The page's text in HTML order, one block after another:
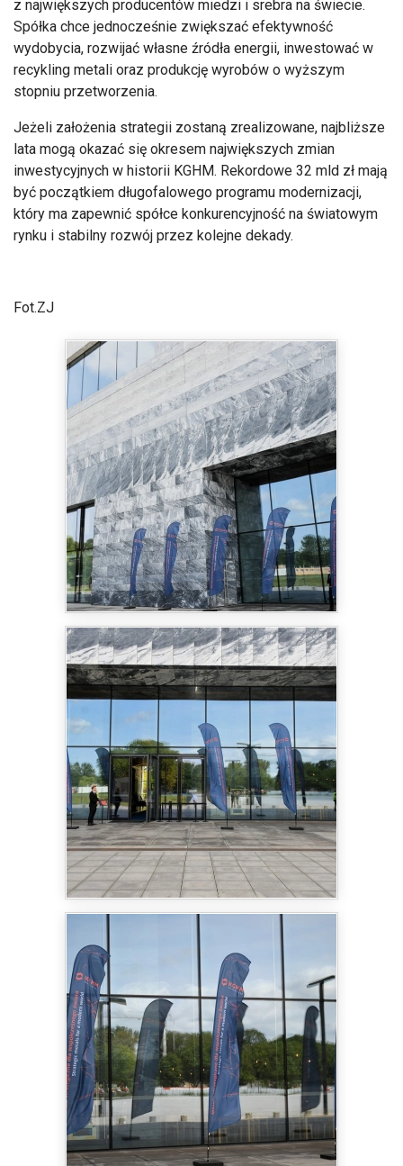
z największych producentów miedzi i srebra na świecie.
Spółka chce jednocześnie zwiększać efektywność
wydobycia, rozwijać własne źródła energii, inwestować w
recykling metali oraz produkcję wyrobów o wyższym
stopniu przetworzenia.
Jeżeli założenia strategii zostaną zrealizowane, najbliższe
lata mogą okazać się okresem największych zmian
inwestycyjnych w historii KGHM. Rekordowe 32 mld zł mają
być początkiem długofalowego programu modernizacji,
który ma zapewnić spółce konkurencyjność na światowym
rynku i stabilny rozwój przez kolejne dekady.
Fot.ZJ